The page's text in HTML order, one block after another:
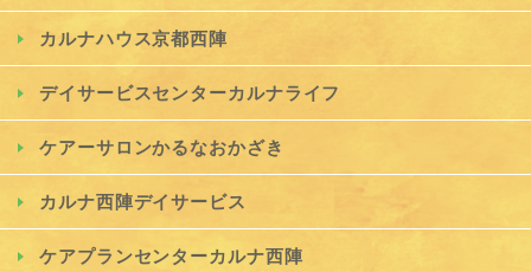
カルナハウス京都西陣
デイサービスセンターカルナライフ
ケアーサロンかるなおかざき
カルナ西陣デイサービス
ケアプランセンターカルナ西陣